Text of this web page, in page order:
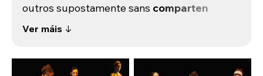
outros supostamente sans comparten
experiencias
diagnosticadas de enfermidade mental en
Ver máis ↓